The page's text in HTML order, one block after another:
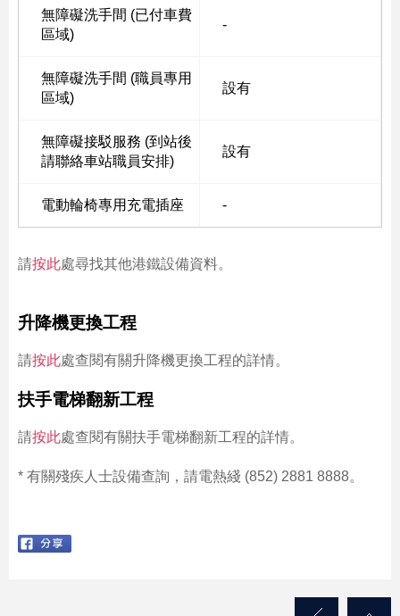
無障礙洗手間 (已付車費
區域)
-
無障礙洗手間 (職員專用
區域)
設有
無障礙接駁服務 (到站後
請聯絡車站職員安排)
設有
電動輪椅專用充電插座 -
請按此處尋找其他港鐵設備資料。
升降機更換工程
請按此處查閱有關升降機更換工程的詳情。
扶手電梯翻新工程
請按此處查閱有關扶手電梯翻新工程的詳情。
* 有關殘疾人士設備查詢，請電熱綫 (852) 2881 8888。